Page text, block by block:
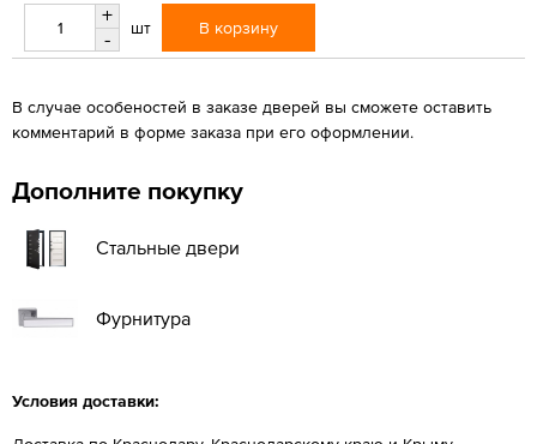
+
-
шт В корзину
В случае особеностей в заказе дверей вы сможете оставить
комментарий в форме заказа при его оформлении.
Дополните покупку
Стальные двери
Фурнитура
Условия доставки: